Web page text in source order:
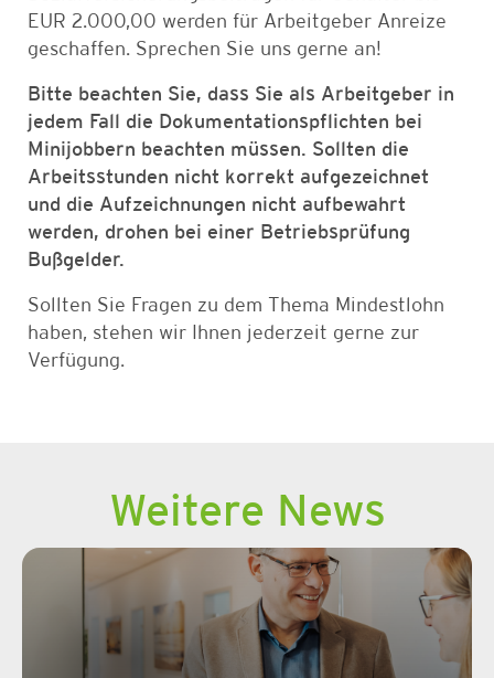
EUR 2.000,00 werden für Arbeitgeber Anreize
geschaffen. Sprechen Sie uns gerne an!
Bitte beachten Sie, dass Sie als Arbeitgeber in
jedem Fall die Dokumentationspflichten bei
Minijobbern beachten müssen. Sollten die
Arbeitsstunden nicht korrekt aufgezeichnet
und die Aufzeichnungen nicht aufbewahrt
werden, drohen bei einer Betriebsprüfung
Bußgelder.
Sollten Sie Fragen zu dem Thema Mindestlohn
haben, stehen wir Ihnen jederzeit gerne zur
Verfügung.
Weitere News